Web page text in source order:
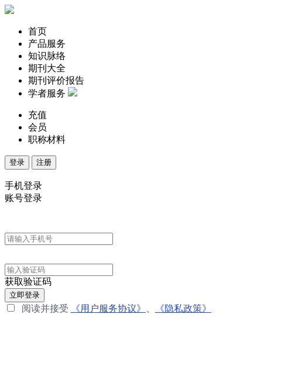
首页
产品服务
知识脉络
期刊大全
期刊评价报告
学者服务
充值
会员
职称材料
登录 注册
手机登录
账号登录
获取验证码
立即登录
阅读并接受 《用户服务协议》 《隐私政策》